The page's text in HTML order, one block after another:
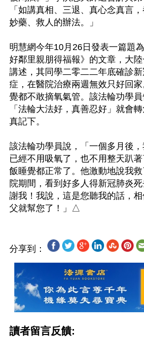
「如講真相、三退、真心念真言
妙藥、救人的辦法。」
明慧網今年10月26日發表一篇題
好鄰里親朋得福報》的文章，大
講述，其同學二零二二年底確診
症，在醫院治療兩週無效只好回
覺都不敢摘氧氣管。該法輪功學
「法輪大法好，真善忍好」就會
真記下。
該法輪功學員說，「一個多月後
已經不用吸氧了，也不用整天趴
飯睡覺都正常了。他激動地說我
院期間，看到好多人得新冠肺炎
謝我！我說，這是您聽我的話，
分享到：
讀者留言反饋: